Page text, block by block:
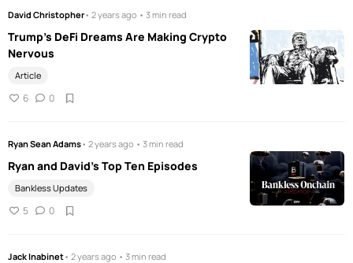
David Christopher• 2 years ago • 3 min read
Trump's DeFi Dreams Are Making Crypto
Nervous
Article
6 0
Ryan Sean Adams• 2 years ago • 3 min read
Ryan and David's Top Ten Episodes
Bankless Updates
5 0
Jack Inabinet• 2 years ago • 3 min read